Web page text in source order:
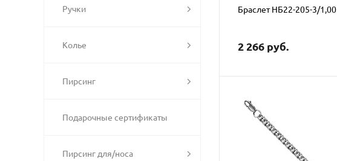
Ручки
Колье
Пирсинг
Подарочные сертификаты
Пирсинг для/носа
Браслет НБ22-205-3/1,00
2 266 руб.